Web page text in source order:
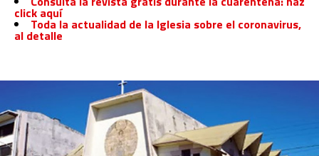
click aquí
Toda la actualidad de la Iglesia sobre el coronavirus,
al detalle